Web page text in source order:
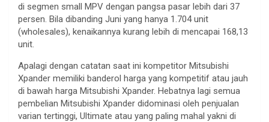
di segmen small MPV dengan pangsa pasar lebih dari 37
persen. Bila dibanding Juni yang hanya 1.704 unit
(wholesales), kenaikannya kurang lebih di mencapai 168,13
unit.
Apalagi dengan catatan saat ini kompetitor Mitsubishi
Xpander memiliki banderol harga yang kompetitif atau jauh
di bawah harga Mitsubishi Xpander. Hebatnya lagi semua
pembelian Mitsubishi Xpander didominasi oleh penjualan
varian tertinggi, Ultimate atau yang paling mahal yakni di